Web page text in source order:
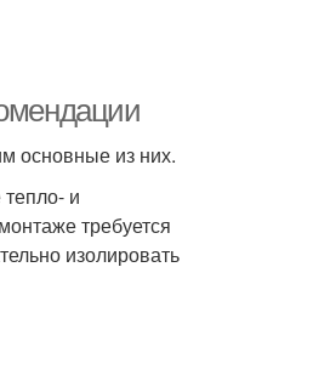
основные из них.
и
требуется
изолировать